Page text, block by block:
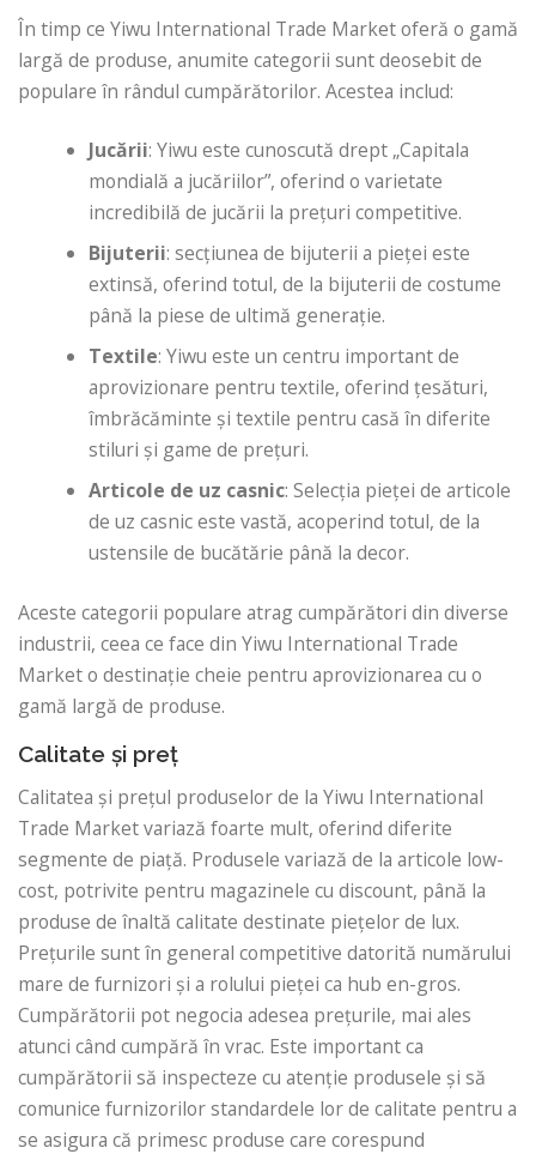
În timp ce Yiwu International Trade Market oferă o gamă
largă de produse, anumite categorii sunt deosebit de
populare în rândul cumpărătorilor. Acestea includ:
Jucării: Yiwu este cunoscută drept „Capitala
mondială a jucăriilor”, oferind o varietate
incredibilă de jucării la prețuri competitive.
Bijuterii: secțiunea de bijuterii a pieței este
extinsă, oferind totul, de la bijuterii de costume
până la piese de ultimă generație.
Textile: Yiwu este un centru important de
aprovizionare pentru textile, oferind țesături,
îmbrăcăminte și textile pentru casă în diferite
stiluri și game de prețuri.
Articole de uz casnic: Selecția pieței de articole
de uz casnic este vastă, acoperind totul, de la
ustensile de bucătărie până la decor.
Aceste categorii populare atrag cumpărători din diverse
industrii, ceea ce face din Yiwu International Trade
Market o destinație cheie pentru aprovizionarea cu o
gamă largă de produse.
Calitate și preț
Calitatea și prețul produselor de la Yiwu International
Trade Market variază foarte mult, oferind diferite
segmente de piață. Produsele variază de la articole low-
cost, potrivite pentru magazinele cu discount, până la
produse de înaltă calitate destinate piețelor de lux.
Prețurile sunt în general competitive datorită numărului
mare de furnizori și a rolului pieței ca hub en-gros.
Cumpărătorii pot negocia adesea prețurile, mai ales
atunci când cumpără în vrac. Este important ca
cumpărătorii să inspecteze cu atenție produsele și să
comunice furnizorilor standardele lor de calitate pentru a
se asigura că primesc produse care corespund